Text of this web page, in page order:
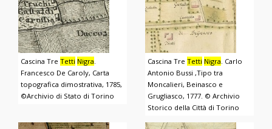
Cascina TreTetti Nigra
Francesco De Caroly, Carta
topografica dimostrativa, 1785,
©Archivio di Stato di Torino
Cascina TreTetti Nigra . Carlo
Antonio Bussi ,Tipo tra
Moncalieri, Beinasco e
Grugliasco, 1777. © Archivio
Storico della Città di Torino